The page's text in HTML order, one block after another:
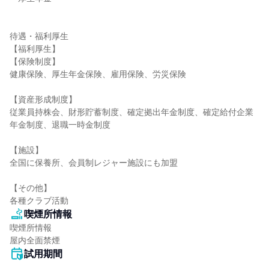
待遇・福利厚生
【福利厚生】
【保険制度】
健康保険、厚生年金保険、雇用保険、労災保険
【資産形成制度】
従業員持株会、財形貯蓄制度、確定拠出年金制度、確定給付企業
年金制度、退職一時金制度
【施設】
全国に保養所、会員制レジャー施設にも加盟
【その他】
各種クラブ活動
喫煙所情報
喫煙所情報
屋内全面禁煙
試用期間